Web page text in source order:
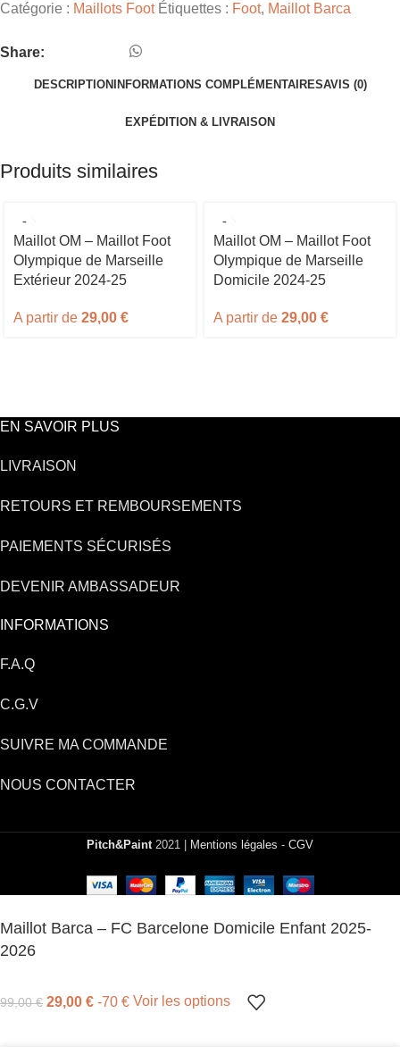
Catégorie : Maillots Foot Étiquettes : Foot, Maillot Barca
Share:
DESCRIPTION INFORMATIONS COMPLÉMENTAIRESAVIS (0)
EXPÉDITION & LIVRAISON
Produits similaires
Maillot OM – Maillot Foot
Olympique de Marseille
Extérieur 2024-25
A partir de 29,00 €
Maillot OM – Maillot Foot
Olympique de Marseille
Domicile 2024-25
A partir de 29,00 €
EN SAVOIR PLUS
LIVRAISON
RETOURS ET REMBOURSEMENTS
PAIEMENTS SÉCURISÉS
DEVENIR AMBASSADEUR
INFORMATIONS
F.A.Q
C.G.V
SUIVRE MA COMMANDE
NOUS CONTACTER
Pitch&Paint 2021 | Mentions légales - CGV
Maillot Barca – FC Barcelone Domicile Enfant 2025-
2026
99,00€ 29,00 € -70 € Voir les options